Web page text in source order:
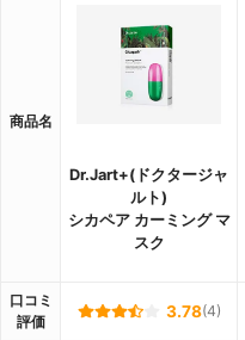
商品名
Dr.Jart+(ドクタージャ
ルト)
シカペア カーミング マ
スク
口コミ
評価
3.78(4)